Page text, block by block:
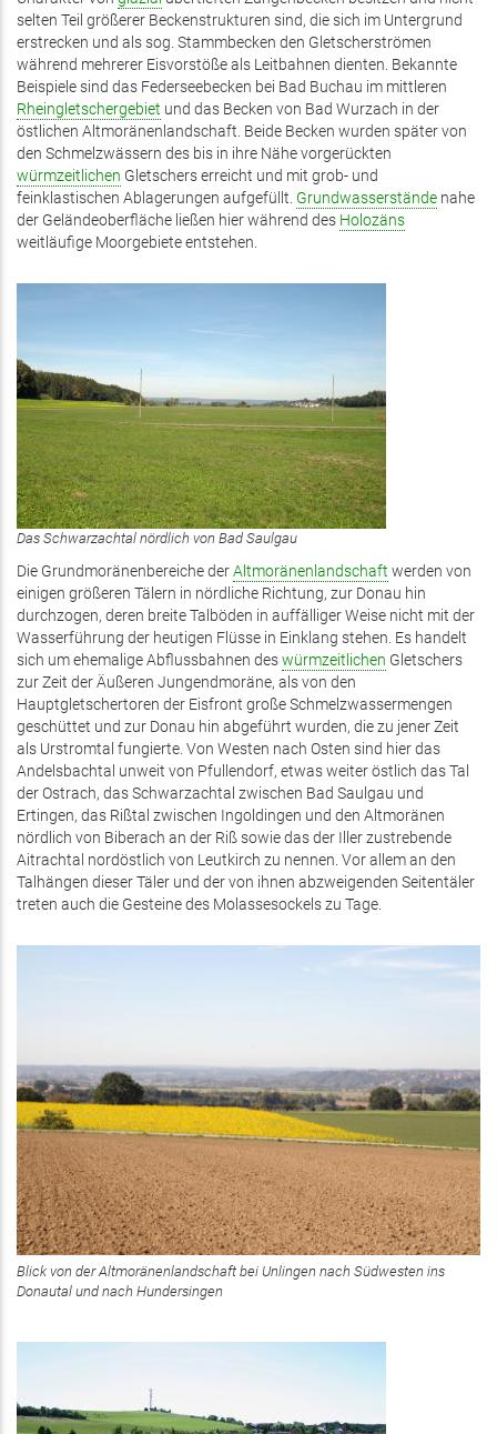
selten Teil größerer Beckenstrukturen sind, die sich im Untergrund
erstrecken und als sog. Stammbecken den Gletscherströmen
während mehrerer Eisvorstöße als Leitbahnen dienten. Bekannte
Beispiele sind das Federseebecken bei Bad Buchau im mittleren
Rheingletschergebiet und das Becken von Bad Wurzach in der
östlichen Altmoränenlandschaft. Beide Becken wurden später von
den Schmelzwässern des bis in ihre Nähe vorgerückten
würmzeitlichen Gletschers erreicht und mit grob- und
feinklastischen Ablagerungen aufgefüllt. Grundwasserstände nahe
der Geländeoberfläche ließen hier während des Holozäns
weitläufige Moorgebiete entstehen.
Das Schwarzachtal nördlich von Bad Saulgau
Die Grundmoränenbereiche derAltmoränenlandschaft werden von
einigen größeren Tälern in nördliche Richtung, zur Donau hin
durchzogen, deren breite Talböden in auffälliger Weise nicht mit der
Wasserführung der heutigen Flüsse in Einklang stehen. Es handelt
sich um ehemalige Abflussbahnen deswürmzeitlichen Gletschers
zur Zeit der Äußeren Jungendmoräne, als von den
Hauptgletschertoren der Eisfront große Schmelzwassermengen
geschüttet und zur Donau hin abgeführt wurden, die zu jener Zeit
als Urstromtal fungierte. Von Westen nach Osten sind hier das
Andelsbachtal unweit von Pfullendorf, etwas weiter östlich das Tal
der Ostrach, das Schwarzachtal zwischen Bad Saulgau und
Ertingen, das Rißtal zwischen Ingoldingen und den Altmoränen
nördlich von Biberach an der Riß sowie das der Iller zustrebende
Aitrachtal nordöstlich von Leutkirch zu nennen. Vor allem an den
Talhängen dieser Täler und der von ihnen abzweigenden Seitentäler
treten auch die Gesteine des Molassesockels zu Tage.
Blick von der Altmoränenlandschaft bei Unlingen nach Südwesten ins
Donautal und nach Hundersingen